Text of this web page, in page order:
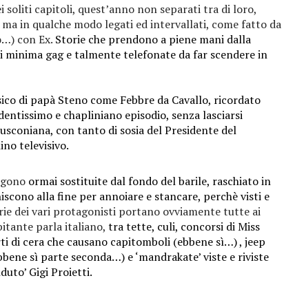
soliti capitoli, quest’anno non separati tra di loro,
in qualche modo legati ed intervallati, come fatto da
con Ex. Storie che prendono a piene mani dalla
gag e talmente telefonate da far scendere in
di papà Steno come Febbre da Cavallo, ricordato
e chapliniano episodio, senza lasciarsi
con tanto di sosia del Presidente del
televisivo.
ormai sostituite dal fondo del barile, raschiato in
alla fine per annoiare e stancare, perchè visti e
dei vari protagonisti portano ovviamente tutte ai
parla italiano, tra tette, culi, concorsi di Miss
cera che causano capitomboli (ebbene sì…) , jeep
sì parte seconda…) e ‘mandrakate’ viste e riviste
Gigi Proietti.